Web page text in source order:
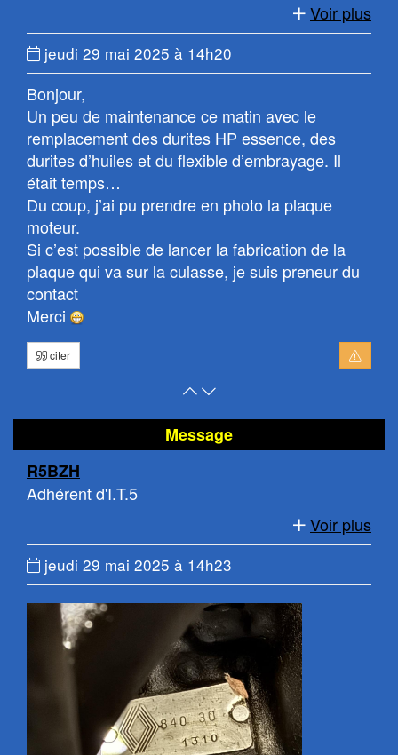
Voir plus
Date
du
message
:
jeudi 29 mai 2025 à 14h20
Bonjour,
Un peu de maintenance ce matin avec le
remplacement des durites HP essence, des
durites d’huiles et du flexible d’embrayage. Il
était temps…
Du coup, j’ai pu prendre en photo la plaque
moteur.
Si c’est possible de lancer la fabrication de la
plaque qui va sur la culasse, je suis preneur du
contact
Merci
citer
Retour
haut
de
Atteindre
bas
de
Message
R5BZH
Adhérent d'I.T.5
Voir plus
Date
du
message
jeudi 29 mai 2025 à 14h23